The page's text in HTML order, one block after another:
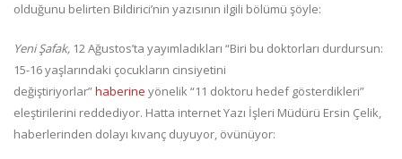
olduğunu belirten Bildirici’nin yazısının ilgili bölümü şöyle:
Yeni Şafak, 12 Ağustos’ta yayımladıkları “Biri bu doktorları durdursun:
15-16 yaşlarındaki çocukların cinsiyetini
değiştiriyorlar”haberine yönelik “11 doktoru hedef gösterdikleri”
eleştirilerini reddediyor. Hatta internet Yazı İşleri Müdürü Ersin Çelik,
haberlerinden dolayı kıvanç duyuyor, övünüyor: